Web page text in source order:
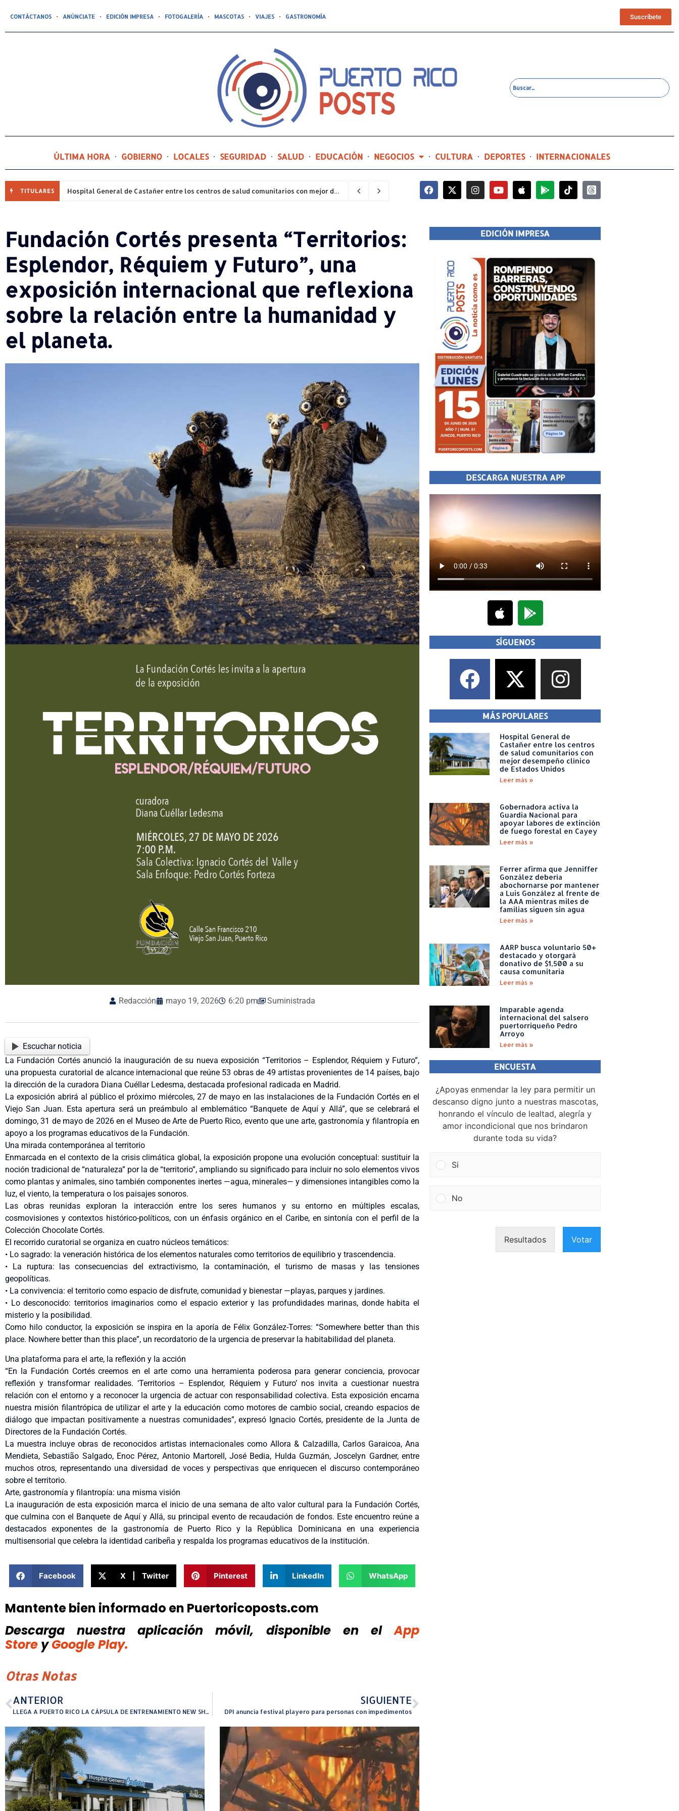
CONTÁCTANOS ANÚNCIATE EDICIÓN IMPRESA FOTOGALERÍA MASCOTAS VIAJES GASTRONOMÍA Suscríbete
ÚLTIMA HORA GOBIERNO LOCALES SEGURIDAD SALUD EDUCACIÓN NEGOCIOS CULTURA DEPORTES INTERNACIONALES
TITULARES Hospital General de Castañer entre los centros de salud comunitarios con mejor desempeño clínico de Estados Unidos 12 horas ago
Fundación Cortés presenta “Territorios:
Esplendor, Réquiem y Futuro”, una
exposición internacional que reflexiona
sobre la relación entre la humanidad y
el planeta.
Redacción mayo 19, 2026 6:20 pm Suministrada
Escuchar noticia
La Fundación Cortés anunció la inauguración de su nueva exposición “Territorios – Esplendor, Réquiem y Futuro”,
una propuesta curatorial de alcance internacional que reúne 53 obras de 49 artistas provenientes de 14 países, bajo
la dirección de la curadora Diana Cuéllar Ledesma, destacada profesional radicada en Madrid.
La exposición abrirá al público el próximo miércoles, 27 de mayo en las instalaciones de la Fundación Cortés en el
Viejo San Juan. Esta apertura será un preámbulo al emblemático “Banquete de Aquí y Allá”, que se celebrará el
domingo, 31 de mayo de 2026 en el Museo de Arte de Puerto Rico, evento que une arte, gastronomía y filantropía en
apoyo a los programas educativos de la Fundación.
Una mirada contemporánea al territorio
Enmarcada en el contexto de la crisis climática global, la exposición propone una evolución conceptual: sustituir la
noción tradicional de “naturaleza” por la de “territorio”, ampliando su significado para incluir no solo elementos vivos
como plantas y animales, sino también componentes inertes —agua, minerales— y dimensiones intangibles como la
luz, el viento, la temperatura o los paisajes sonoros.
Las obras reunidas exploran la interacción entre los seres humanos y su entorno en múltiples escalas,
cosmovisiones y contextos histórico-políticos, con un énfasis orgánico en el Caribe, en sintonía con el perfil de la
Colección Chocolate Cortés.
El recorrido curatorial se organiza en cuatro núcleos temáticos:
• Lo sagrado: la veneración histórica de los elementos naturales como territorios de equilibrio y trascendencia.
• La ruptura: las consecuencias del extractivismo, la contaminación, el turismo de masas y las tensiones
geopolíticas.
• La convivencia: el territorio como espacio de disfrute, comunidad y bienestar —playas, parques y jardines.
• Lo desconocido: territorios imaginarios como el espacio exterior y las profundidades marinas, donde habita el
misterio y la posibilidad.
Como hilo conductor, la exposición se inspira en la aporía de Félix González-Torres: “Somewhere better than this
place. Nowhere better than this place”, un recordatorio de la urgencia de preservar la habitabilidad del planeta.
Una plataforma para el arte, la reflexión y la acción
“En la Fundación Cortés creemos en el arte como una herramienta poderosa para generar conciencia, provocar
reflexión y transformar realidades. ‘Territorios – Esplendor, Réquiem y Futuro’ nos invita a cuestionar nuestra
relación con el entorno y a reconocer la urgencia de actuar con responsabilidad colectiva. Esta exposición encarna
nuestra misión filantrópica de utilizar el arte y la educación como motores de cambio social, creando espacios de
diálogo que impactan positivamente a nuestras comunidades”, expresó Ignacio Cortés, presidente de la Junta de
Directores de la Fundación Cortés.
La muestra incluye obras de reconocidos artistas internacionales como Allora & Calzadilla, Carlos Garaicoa, Ana
Mendieta, Sebastião Salgado, Enoc Pérez, Antonio Martorell, José Bedia, Hulda Guzmán, Joscelyn Gardner, entre
muchos otros, representando una diversidad de voces y perspectivas que enriquecen el discurso contemporáneo
sobre el territorio.
Arte, gastronomía y filantropía: una misma visión
La inauguración de esta exposición marca el inicio de una semana de alto valor cultural para la Fundación Cortés,
que culmina con el Banquete de Aquí y Allá, su principal evento de recaudación de fondos. Este encuentro reúne a
destacados exponentes de la gastronomía de Puerto Rico y la República Dominicana en una experiencia
multisensorial que celebra la identidad caribeña y respalda los programas educativos de la institución.
Facebook X | Twitter Pinterest LinkedIn WhatsApp
Mantente bien informado en Puertoricoposts.com
Descarga nuestra aplicación móvil, disponible
en el
App
Store y Google Play.
Otras Notas
ANTERIOR
LLEGA A PUERTO RICO LA CÁPSULA DE ENTRENAMIENTO NEW SHEPARD DE BLUE ORIGIN
SIGUIENTE
DPI anuncia festival playero para personas con impedimentos
EDICIÓN IMPRESA
DESCARGA NUESTRA APP
SÍGUENOS
MÁS POPULARES
Hospital General de
Castañer entre los centros
de salud comunitarios con
mejor desempeño clínico
de Estados Unidos
Leer más »
Gobernadora activa la
Guardia Nacional para
apoyar labores de extinción
de fuego forestal en Cayey
Leer más »
Ferrer afirma que Jenniffer
González debería
abochornarse por mantener
a Luis González al frente de
la AAA mientras miles de
familias siguen sin agua
Leer más »
AARP busca voluntario 50+
destacado y otorgará
donativo de $1,500 a su
causa comunitaria
Leer más »
Imparable agenda
internacional del salsero
puertorriqueño Pedro
Arroyo
Leer más »
ENCUESTA
¿Apoyas enmendar la ley para permitir un
descanso digno junto a nuestras mascotas,
honrando el vínculo de lealtad, alegría y
amor incondicional que nos brindaron
durante toda su vida?
Si
No
Resultados Votar